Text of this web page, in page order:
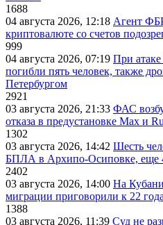
1688
04 августа 2026, 12:18 Агент
криптовалюте со счетов
999
04 августа 2026, 07:19 При
погибли пять человек, также
Петербургом
2921
03 августа 2026, 21:33 ФАС
отказа в предустановке Max и
1302
03 августа 2026, 14:42 Шесть
БПЛА в Архипо-Осиповке, еще
2402
03 августа 2026, 14:00 На
миграции приговорили к 22
1388
03 августа 2026, 11:39 Суд не